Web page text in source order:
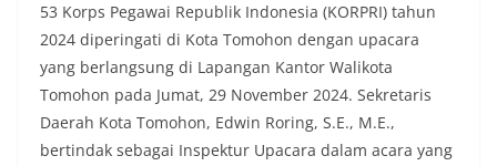
53 Korps Pegawai Republik Indonesia (KORPRI) tahun
2024 diperingati di Kota Tomohon dengan upacara
yang berlangsung di Lapangan Kantor Walikota
Tomohon pada Jumat, 29 November 2024. Sekretaris
Daerah Kota Tomohon, Edwin Roring, S.E., M.E.,
bertindak sebagai Inspektur Upacara dalam acara yang